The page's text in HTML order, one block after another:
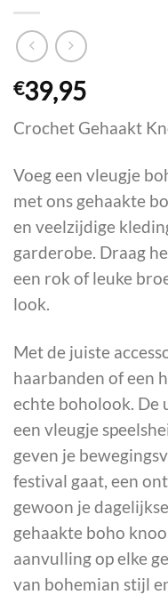
€39,95
Crochet Gehaakt
Voeg een vleugje
met ons gehaakte
en veelzijdige
garderobe. Draag
een rok of leuke
look.
Met de juiste
haarbanden of een
echte boholook. De
een vleugje
geven je
festival gaat, een
gewoon je
gehaakte boho
aanvulling op elke
van bohemian stijl